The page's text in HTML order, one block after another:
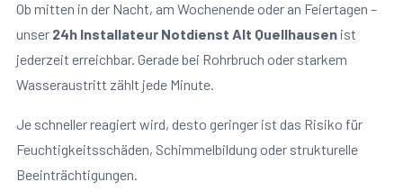
Ob mitten in der Nacht, am Wochenende oder an Feiertagen –
unser 24h Installateur Notdienst Alt Quellhausenist
jederzeit erreichbar. Gerade bei Rohrbruch oder starkem
Wasseraustritt zählt jede Minute.
Je schneller reagiert wird, desto geringer ist das Risiko für
Feuchtigkeitsschäden, Schimmelbildung oder strukturelle
Beeinträchtigungen.